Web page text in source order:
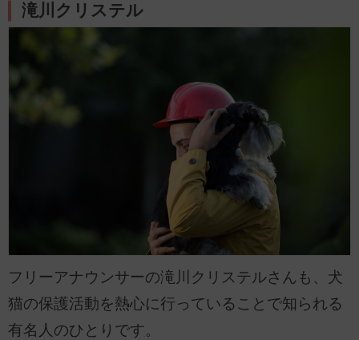
滝川クリステル
フリーアナウンサーの滝川クリステルさんも、犬
猫の保護活動を熱心に行っていることで知られる
有名人のひとりです。